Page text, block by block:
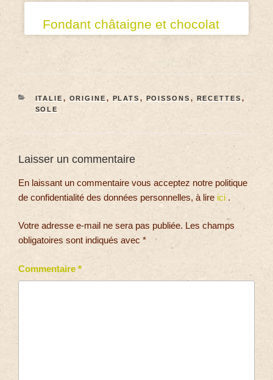
Fondant châtaigne et chocolat
ITALIE , ORIGINE , PLATS , POISSONS , RECETTES ,
SOLE
Laisser un commentaire
En laissant un commentaire vous acceptez notre politique
de confidentialité des données personnelles, à lire ici .
Votre adresse e-mail ne sera pas publiée. Les champs
obligatoires sont indiqués avec *
Commentaire *